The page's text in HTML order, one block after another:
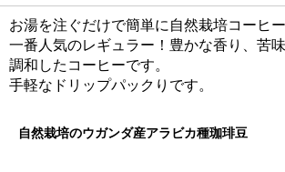
お湯を注ぐだけで簡単に自然栽培コーヒ
一番人気のレギュラー！豊かな香り、苦
調和したコーヒーです。
手軽なドリップパックりです。
自然栽培のウガンダ産アラビカ種珈琲豆